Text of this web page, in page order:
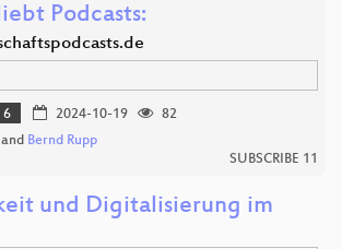
Podcasts:
6 2024-10-19
82
and Bernd Rupp
SUBSCRIBE 11
und Digitalisierung im